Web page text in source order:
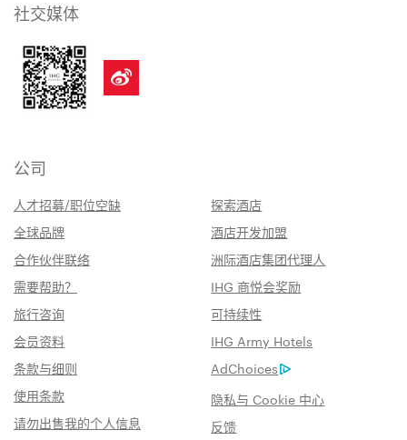
社交媒体
公司
人才招募/职位空缺
探索酒店
全球品牌
酒店开发加盟
合作伙伴联络
洲际酒店集团代理人
需要帮助？
IHG 商悦会奖励
旅行咨询
可持续性
会员资料
IHG Army Hotels
条款与细则
AdChoices
使用条款
隐私与 Cookie 中心
请勿出售我的个人信息
反馈